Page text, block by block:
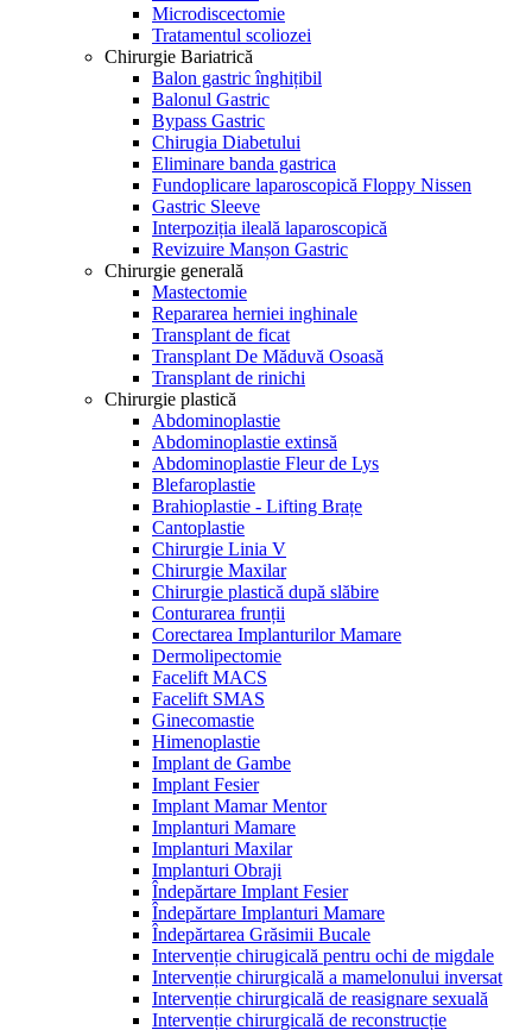
Microdiscectomie
Tratamentul scoliozei
Chirurgie Bariatrică
Balon gastric înghițibil
Balonul Gastric
Bypass Gastric
Chirugia Diabetului
Eliminare banda gastrica
Fundoplicare laparoscopică Floppy Nissen
Gastric Sleeve
Interpoziția ileală laparoscopică
Revizuire Manșon Gastric
Chirurgie generală
Mastectomie
Repararea herniei inghinale
Transplant de ficat
Transplant De Măduvă Osoasă
Transplant de rinichi
Chirurgie plastică
Abdominoplastie
Abdominoplastie extinsă
Abdominoplastie Fleur de Lys
Blefaroplastie
Brahioplastie - Lifting Brațe
Cantoplastie
Chirurgie Linia V
Chirurgie Maxilar
Chirurgie plastică după slăbire
Conturarea frunții
Corectarea Implanturilor Mamare
Dermolipectomie
Facelift MACS
Facelift SMAS
Ginecomastie
Himenoplastie
Implant de Gambe
Implant Fesier
Implant Mamar Mentor
Implanturi Mamare
Implanturi Maxilar
Implanturi Obraji
Îndepărtare Implant Fesier
Îndepărtare Implanturi Mamare
Îndepărtarea Grăsimii Bucale
Intervenție chirugicală pentru ochi de migdale
Intervenție chirurgicală a mamelonului inversat
Intervenție chirurgicală de reasignare sexuală
Intervenție chirurgicală de reconstrucție